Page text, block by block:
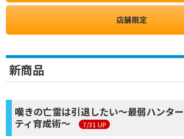
店舗限定
新商品
嘆きの亡霊は引退したい～最弱ハンタ
ティ育成術～
7/31 UP